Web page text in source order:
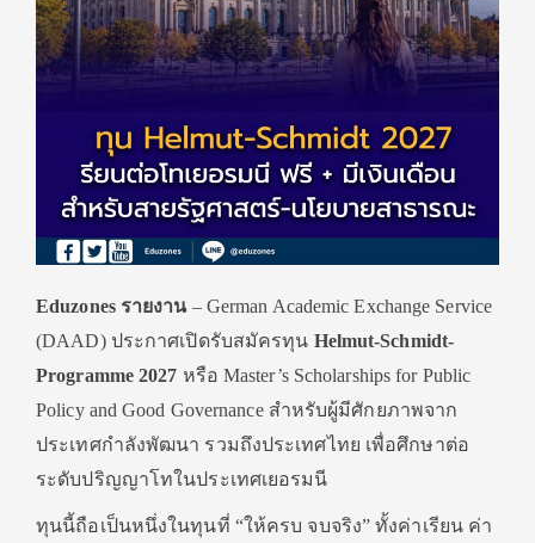
Eduzones รายงาน– German Academic Exchange Service
(DAAD) ประกาศเปิดรับสมัครทุน Helmut-Schmidt-
Programme 2027 หรือ Master’s Scholarships for Public
Policy and Good Governance สำหรับผู้มีศักยภาพจาก
ประเทศกำลังพัฒนา รวมถึงประเทศไทย เพื่อศึกษาต่อ
ระดับปริญญาโทในประเทศเยอรมนี
ทุนนี้ถือเป็นหนึ่งในทุนที่ “ให้ครบ จบจริง” ทั้งค่าเรียน ค่า